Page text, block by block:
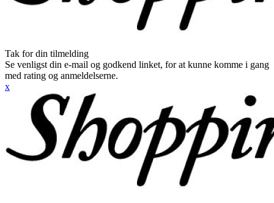
Tak for din tilmelding
Se venligst din e-mail og godkend linket, for at kunne komme i gang
med rating og anmeldelserne.
x